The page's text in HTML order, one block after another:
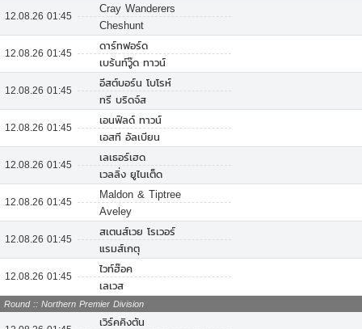
12.08.26 01:45
Cray Wanderers
Cheshunt
12.08.26 01:45
ดาร์ทฟอร์ด
เบร้นท์วู๊ด ทาวน์
12.08.26 01:45
อีสต์บอร์น โบโรห์
ทรี บริดจ์ส
12.08.26 01:45
เอนฟิลด์ ทาวน์
เอสที อัลเบียน
12.08.26 01:45
เลเธอร์เฮด
เวลลิ่ง ยูไนเต็ด
12.08.26 01:45
Maldon & Tiptree
Aveley
12.08.26 01:45
สเตนส์เวย โรเวอร์
แรมส์เกตุ
12.08.26 01:45
ไวท์ฮ๊อค
เลเวส
Round :: Northern Premier Division
เวิร์คคิงตัน